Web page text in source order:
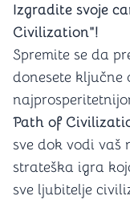
Izgradite svoje
Civilization"!
Spremite se da
donesete ključne
Path of
sve dok vodi vaš
strateška igra
sve ljubitelje